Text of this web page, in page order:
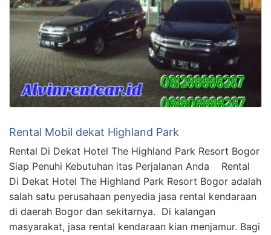
Rental Mobil dekat Highland Park
Rental Di Dekat Hotel The Highland Park Resort Bogor
Siap Penuhi Kebutuhan itas Perjalanan Anda Rental
Di Dekat Hotel The Highland Park Resort Bogor adalah
salah satu perusahaan penyedia jasa rental kendaraan
di daerah Bogor dan sekitarnya. Di kalangan
masyarakat, jasa rental kendaraan kian menjamur. Bagi